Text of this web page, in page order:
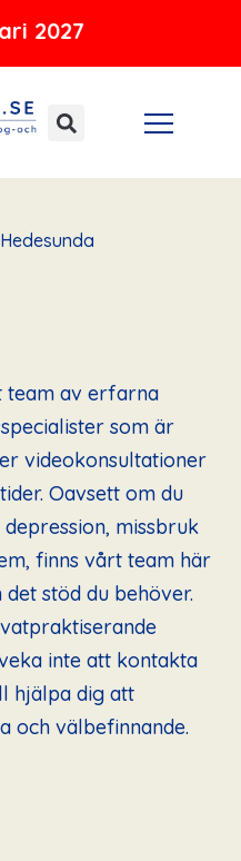
Hedesunda
team av erfarna
som är
videokonsultationer
Oavsett om du
missbruk
finns vårt team här
stöd du behöver.
inte att kontakta
hjälpa dig att
och välbefinnande.